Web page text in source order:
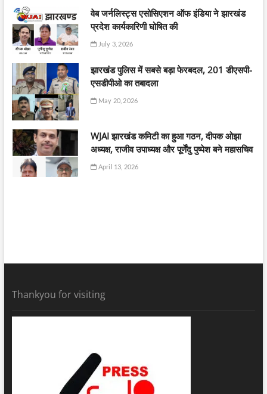
वेब जर्नलिस्ट्स एसोसिएशन ऑफ इंडिया ने झारखंड
प्रदेश कार्यकारिणी घोषित की
July 3, 2026
झारखंड पुलिस में सबसे बड़ा फेरबदल, 201 डीएसपी-
एसडीपीओ का तबादला
May 20, 2026
WJAI झारखंड कमिटी का हुआ गठन, दीपक ओझा
अध्यक्ष, राजीव उपाध्यक्ष और पूर्णेंदु पुष्पेश बने महासचिव
April 13, 2026
Thankyou for visiting